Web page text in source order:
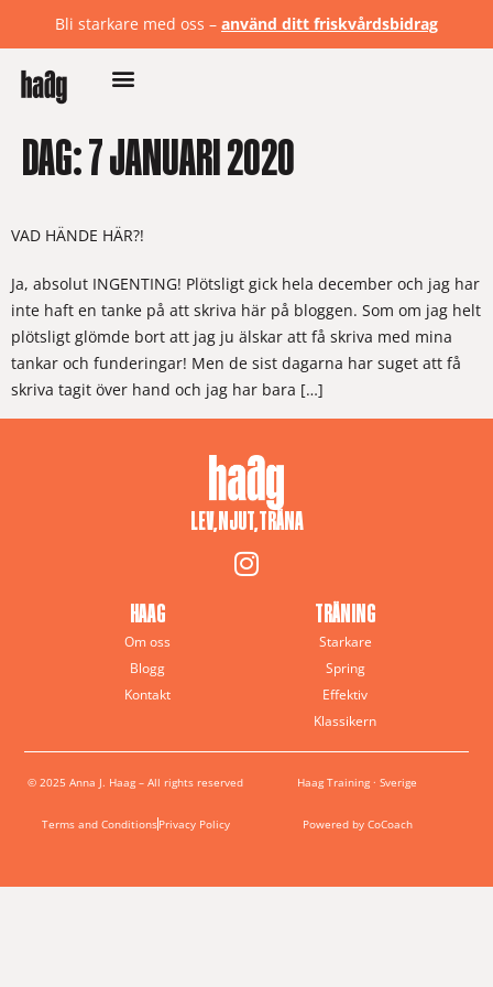
Bli starkare med oss – använd ditt friskvårdsbidrag
DAG:7 JANUARI 2020
VAD HÄNDE HÄR?!
Ja, absolut INGENTING! Plötsligt gick hela december och jag har
inte haft en tanke på att skriva här på bloggen. Som om jag helt
plötsligt glömde bort att jag ju älskar att få skriva med mina
tankar och funderingar! Men de sist dagarna har suget att få
skriva tagit över hand och jag har bara […]
LEV, NJUT, TRÄNA
HAAG
Om oss
Blogg
Kontakt
TRÄNING
Starkare
Spring
Effektiv
Klassikern
© 2025 Anna J. Haag – All rights reserved
Terms and ConditionsPrivacy Policy
Haag Training · Sverige
Powered by CoCoach